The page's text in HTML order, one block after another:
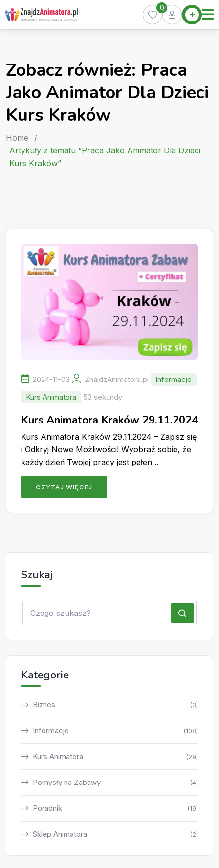
Skip
to
content
Home
Oferty
Pakiety
Kurs
0
Zobacz również: Praca
Jako Animator Dla Dzieci
Kurs Kraków
Home
/
Artykuły z tematu “Praca Jako Animator Dla Dzieci
Kurs Kraków”
2024-11-03 ZnajdzAnimatora.pl
Informacje
Kurs Animatora
53 sekundy
Kurs Animatora Kraków 29.11.2024
Kurs Animatora Kraków 29.11.2024 – Zapisz się
i Odkryj Nowe Możliwości! Wyobraź sobie, że
każdy dzień Twojej pracy jest pełen…
CZYTAJ WIĘCEJ
Szukaj
Kategorie
Biznes (3)
Informacje (108)
Kurs Animatora (29)
Pomysły na Zabawy (4)
Poradnik (19)
Sklep Animatora (2)